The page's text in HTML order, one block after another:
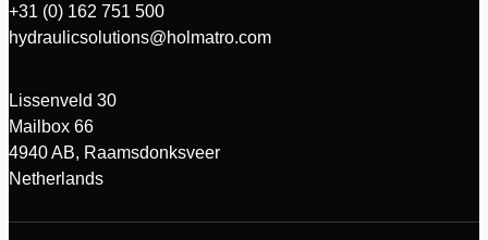
+31 (0) 162 751 500
hydraulicsolutions@holmatro.com
Lissenveld 30
Mailbox 66
4940 AB, Raamsdonksveer
Netherlands